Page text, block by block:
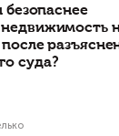
Сейчас
менее чем
Депутат
мелочно,